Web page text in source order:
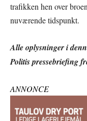
trafikken hen over
nuværende tidspunkt.
Alle oplysninger i
Politis pressebriefing
ANNONCE